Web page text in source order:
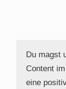
Du magst
Content
eine